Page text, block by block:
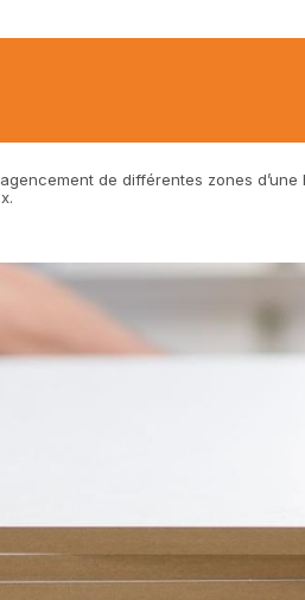
de différentes zones